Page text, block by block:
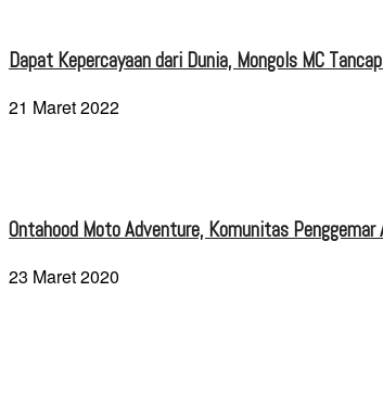
Dapat Kepercayaan dari Dunia, Mongols MC
21 Maret 2022
Ontahood Moto Adventure, Komunitas
23 Maret 2020